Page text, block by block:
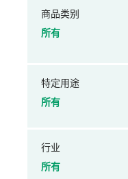
商品类别
所有
特定用途
所有
行业
所有